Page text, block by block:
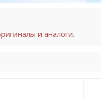
и аналоги.